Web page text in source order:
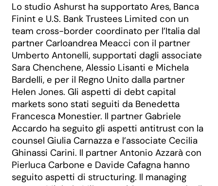
Lo studio Ashurst ha supportato Ares, Banca
Finint e U.S. Bank Trustees Limited con un
team cross-border coordinato per l’Italia dal
partner Carloandrea Meacci con il partner
Umberto Antonelli, supportati dagli associate
Sara Chenchene, Alessio Lisanti e Michela
Bardelli, e per il Regno Unito dalla partner
Helen Jones. Gli aspetti di debt capital
markets sono stati seguiti da Benedetta
Francesca Monestier. Il partner Gabriele
Accardo ha seguito gli aspetti antitrust con la
counsel Giulia Carnazza e l’associate Cecilia
Ghinassi Carini. Il partner Antonio Azzarà con
Pierluca Carbone e Davide Cafagna hanno
seguito aspetti di structuring. Il managing